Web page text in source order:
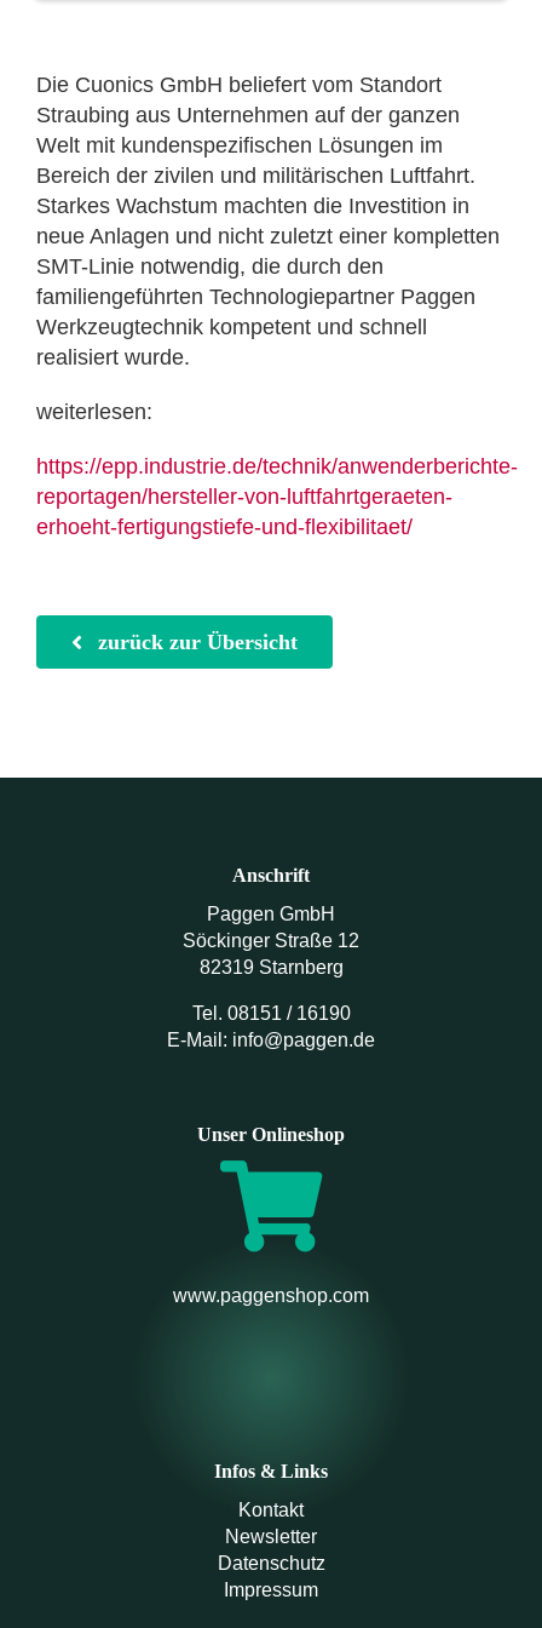
Die Cuonics GmbH beliefert vom Standort
Straubing aus Unternehmen auf der ganzen
Welt mit kundenspezifischen Lösungen im
Bereich der zivilen und militärischen Luftfahrt.
Starkes Wachstum machten die Investition in
neue Anlagen und nicht zuletzt einer kompletten
SMT-Linie notwendig, die durch den
familiengeführten Technologiepartner Paggen
Werkzeugtechnik kompetent und schnell
realisiert wurde.
weiterlesen:
https://epp.industrie.de/technik/anwenderberichte-
reportagen/hersteller-von-luftfahrtgeraeten-
erhoeht-fertigungstiefe-und-flexibilitaet/
zurück zur Übersicht
Anschrift
Paggen GmbH
Söckinger Straße 12
82319 Starnberg
Tel. 08151 / 16190
E-Mail: info@paggen.de
Unser Onlineshop
www.paggenshop.com
Infos & Links
Kontakt
Newsletter
Datenschutz
Impressum